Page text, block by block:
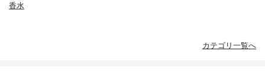
香水
カテゴリ一覧へ